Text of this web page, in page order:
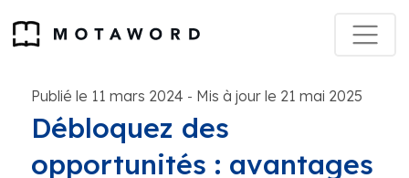
Publié le 11 mars 2024 - Mis à jour le 21 mai 2025
Débloquez des
opportunités : avantages